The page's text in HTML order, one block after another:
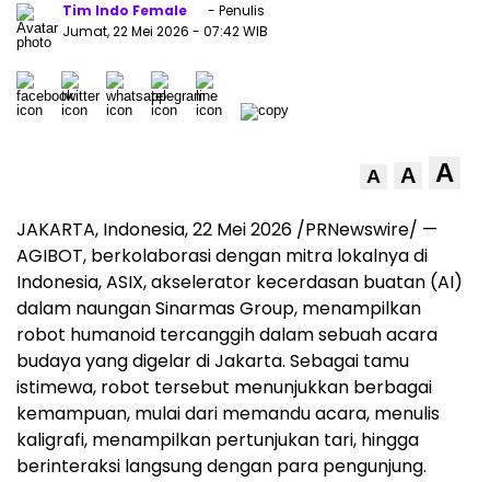
Tim Indo Female
- Penulis
Jumat, 22 Mei 2026 - 07:42 WIB
A A A
JAKARTA, Indonesia, 22 Mei 2026 /PRNewswire/ —
AGIBOT, berkolaborasi dengan mitra lokalnya di
Indonesia, ASIX, akselerator kecerdasan buatan (AI)
dalam naungan Sinarmas Group, menampilkan
robot humanoid tercanggih dalam sebuah acara
budaya yang digelar di Jakarta. Sebagai tamu
istimewa, robot tersebut menunjukkan berbagai
kemampuan, mulai dari memandu acara, menulis
kaligrafi, menampilkan pertunjukan tari, hingga
berinteraksi langsung dengan para pengunjung.